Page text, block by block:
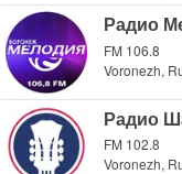
Радио
FM 106.8
Voronezh,
Радио
FM 102.8
Voronezh,